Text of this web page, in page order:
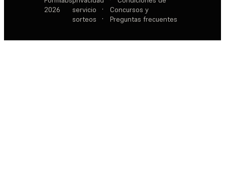
2026
servicio
·
Concursos y
sorteos
· Preguntas frecuentes